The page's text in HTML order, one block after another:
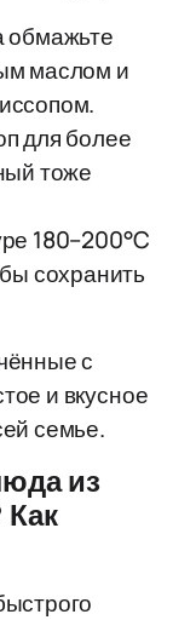
обмажьте
маслом и
для более
тоже
180–200°C
сохранить
с
и вкусное
семье.
из
Как